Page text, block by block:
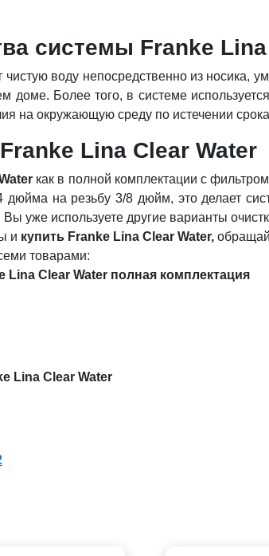
системы Franke
чистую воду непосредственно из носика,
доме. Более того, в системе
на окружающую среду по истечении
Lina Clear Water
как в полной комплектации с
дюйма на резьбу 3/8 дюйм, это делает
уже используете другие варианты
и купить Franke Lina Clear Water,
товарами:
Clear Water полная комплектация
Lina Clear Water